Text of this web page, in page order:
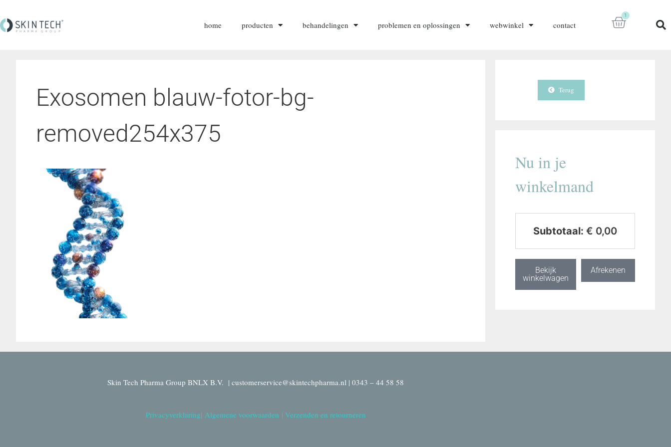
home producten behandelingen problemen en oplossingen webwinkel contact
1
Exosomen blauw-fotor-bg-
removed254x375
Terug
Nu in je
winkelmand
Subtotaal: € 0,00
Bekijk
winkelwagen
Afrekenen
Skin Tech Pharma Group BNLX B.V. | customerservice@skintechpharma.nl | 0343 – 44 58 58
Privacyverklaring| Algemene voorwaarden | Verzenden en retourneren